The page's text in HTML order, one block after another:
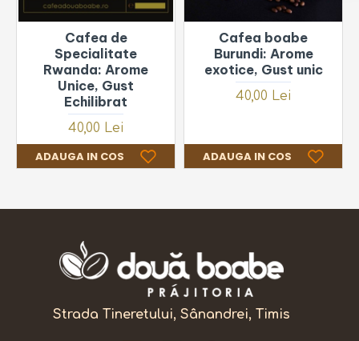
Cafea de
Specialitate
Rwanda: Arome
Unice, Gust
Echilibrat
40,00 Lei
ADAUGA IN COS
Cafea boabe
Burundi: Arome
exotice, Gust unic
40,00 Lei
ADAUGA IN COS
Strada Tineretului, Sânandrei, Timis